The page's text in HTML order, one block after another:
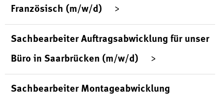
Französisch (m/w/d)
Sachbearbeiter Auftragsabwicklung für unser
Büro in Saarbrücken (m/w/d)
Sachbearbeiter Montageabwicklung